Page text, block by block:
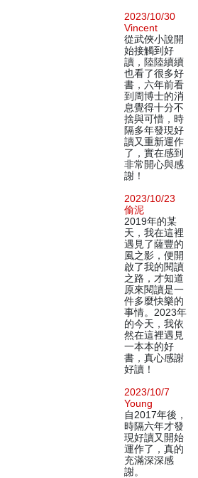
2023/10/30
Vincent
從武俠小說開
始接觸到好
讀，陸陸續續
也看了很多好
書，六年前看
到周博士的消
息覺得十分不
捨與可惜，時
隔多年發現好
讀又重新運作
了，實在感到
非常開心與感
謝！
2023/10/23
偷泥
2019年的某
天，我在這裡
遇見了薩豐的
風之影，便開
啟了我的閱讀
之路，才知道
原來閱讀是一
件多麼快樂的
事情。2023年
的今天，我依
然在這裡遇見
一本本的好
書，真心感謝
好讀！
2023/10/7
Young
自2017年後，
時隔六年才發
現好讀又開始
運作了，真的
充滿深深感
謝。